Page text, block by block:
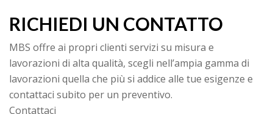
RICHIEDI UN CONTATTO
MBS offre ai propri clienti servizi su misura e
lavorazioni di alta qualità, scegli nell’ampia gamma di
lavorazioni quella che più si addice alle tue esigenze e
contattaci subito per un preventivo.
Contattaci